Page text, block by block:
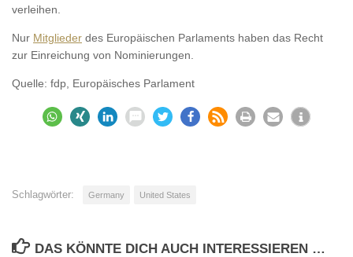
verleihen.
Nur Mitglieder des Europäischen Parlaments haben das Recht
zur Einreichung von Nominierungen.
Quelle: fdp, Europäisches Parlament
Schlagwörter: Germany United States
DAS KÖNNTE DICH AUCH INTERESSIEREN …